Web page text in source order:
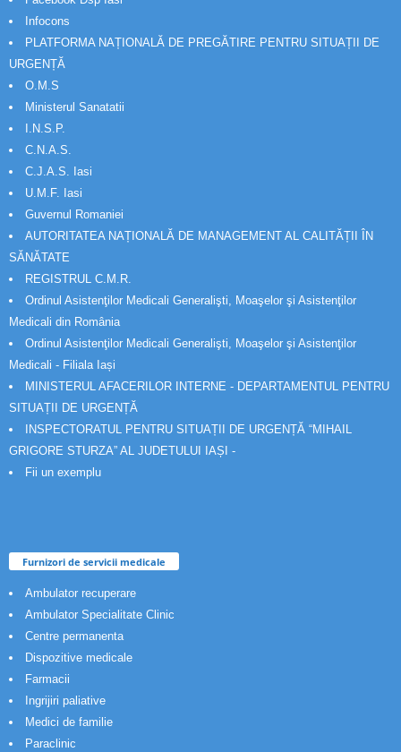
Infocons
PLATFORMA NAȚIONALĂ DE PREGĂTIRE PENTRU SITUAȚII DE
URGENȚĂ
O.M.S
Ministerul Sanatatii
I.N.S.P.
C.N.A.S.
C.J.A.S. Iasi
U.M.F. Iasi
Guvernul Romaniei
AUTORITATEA NAȚIONALĂ DE MANAGEMENT AL CALITĂȚII ÎN
SĂNĂTATE
REGISTRUL C.M.R.
Ordinul Asistenţilor Medicali Generalişti, Moaşelor şi Asistenţilor
Medicali din România
Ordinul Asistenţilor Medicali Generalişti, Moaşelor şi Asistenţilor
Medicali - Filiala Iași
MINISTERUL AFACERILOR INTERNE - DEPARTAMENTUL PENTRU
SITUAȚII DE URGENȚĂ
INSPECTORATUL PENTRU SITUAȚII DE URGENȚĂ “MIHAIL
GRIGORE STURZA” AL JUDETULUI IAȘI -
Fii un exemplu
Furnizori de servicii medicale
Ambulator recuperare
Ambulator Specialitate Clinic
Centre permanenta
Dispozitive medicale
Farmacii
Ingrijiri paliative
Medici de familie
Paraclinic